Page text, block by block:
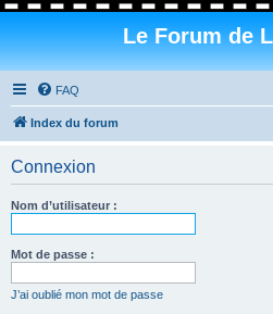
Le Forum de
FAQ
Index du forum
Connexion
Nom d’utilisateur :
Mot de passe :
J’ai oublié mon mot de passe